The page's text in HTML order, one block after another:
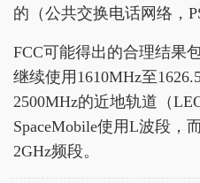
的（公共交换电话网络，
FCC可能得出的合理结果
继续使用1610MHz至
2500MHz的近地轨道（
SpaceMobile使用L波段，
2GHz频段。